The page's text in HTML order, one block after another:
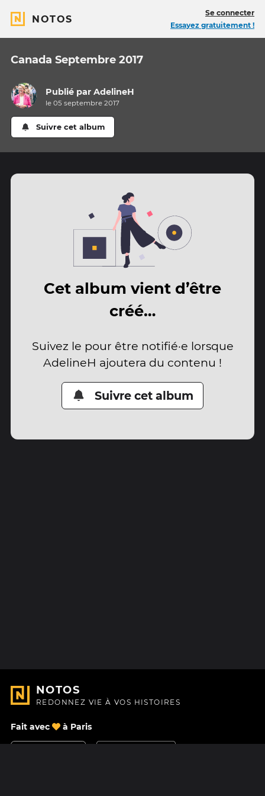
NOTOS
Se connecter
Essayez gratuitement !
Canada Septembre 2017
Publié parAdelineH
le 05 septembre 2017
Suivre cet album
Cet album vient d’être
créé…
Suivez le pour être notifié·e lorsque
AdelineH ajoutera du contenu !
Suivre cet album
NOTOS
REDONNEZ VIE À VOS HISTOIRES
Fait avec à Paris